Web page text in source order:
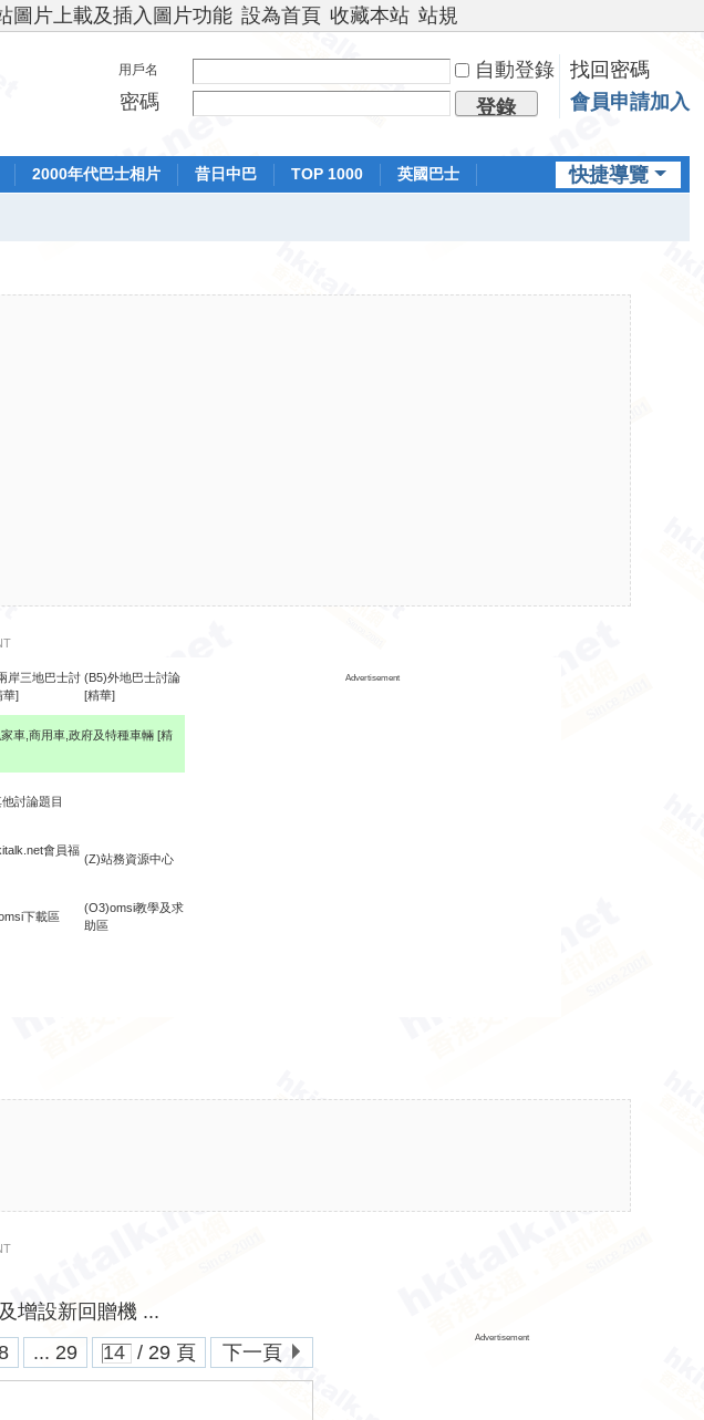
圖片上載及插入圖片功能 設為首頁 收藏本站 站規
用戶名 自動登錄
找回密碼
密碼
登錄 會員申請加入
快捷導覽
2000年代巴士相片 昔日中巴 TOP 1000
英國巴士
岸三地巴士討
華]
(B5)外地巴士討論
[精華]
Advertisement
車,商用車,政府及特種車輛 [精
討論題目
會員福
(Z)站務資源中心
下載區
(O3)omsi教學及求
助區
增設新回贈機 ...
... 29 / 29 頁 下一頁
Advertisement